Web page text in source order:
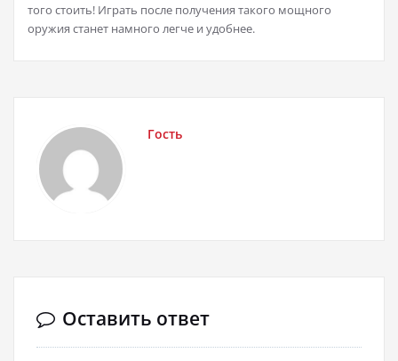
того стоить! Играть после получения такого мощного
оружия станет намного легче и удобнее.
Гость
Оставить ответ